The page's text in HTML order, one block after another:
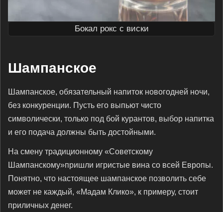
Бокал рокс с виски
Шампанское
Шампанское, обязательный напиток новогодней ночи,
без конкуренции. Пусть его выпьют чисто
символически, только под бой курантов, выбор напитка
и его подача должны быть достойными.
На смену традиционному «Советскому
Шампанскому»пришли игристые вина со всей Европы.
Понятно, что настоящее шампанское позволить себе
может не каждый, «Мадам Клико», к примеру, стоит
приличных денег.